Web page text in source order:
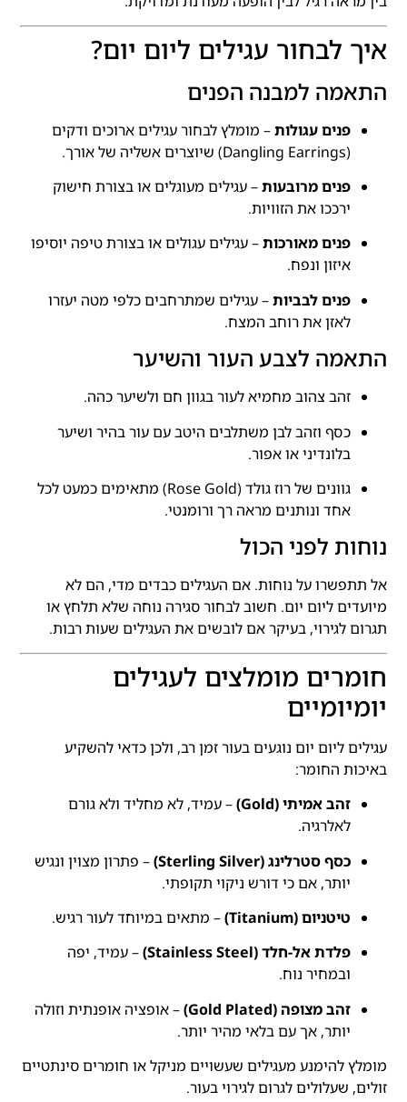
איך לבחור עגילים ליום יום?
התאמה למבנה הפנים
פנים עגולות– מומלץ לבחור עגילים ארוכים ודקים
(Dangling Earrings) שיוצרים אשליה של אורך.
פנים מרובעות– עגילים מעוגלים או בצורת חישוק
ירככו את הזוויות.
פנים מאורכות– עגילים עגולים או בצורת טיפה יוסיפו
איזון ונפח.
פנים לבביות– עגילים שמתרחבים כלפי מטה יעזרו
לאזן את רוחב המצח.
התאמה לצבע העור והשיער
זהב צהוב מחמיא לעור בגוון חם ולשיער כהה.
כסף וזהב לבן משתלבים היטב עם עור בהיר ושיער
בלונדיני או אפור.
גוונים של רוז גולד (Rose Gold) מתאימים כמעט לכל
אחד ונותנים מראה רך ורומנטי.
נוחות לפני הכול
אל תתפשרו על נוחות. אם העגילים כבדים מדי, הם לא
מיועדים ליום יום. חשוב לבחור סגירה נוחה שלא תלחץ או
תגרום לגירוי, בעיקר אם לובשים את העגילים שעות רבות.
חומרים מומלצים לעגילים
יומיומיים
עגילים ליום יום נוגעים בעור זמן רב, ולכן כדאי להשקיע
באיכות החומר:
זהב אמיתי (Gold)
– עמיד, לא מחליד ולא גורם
לאלרגיה.
כסף סטרלינג (Sterling Silver)
– פתרון מצוין ונגיש
יותר, אם כי דורש ניקוי תקופתי.
טיטניום (Titanium)
– מתאים במיוחד לעור רגיש.
פלדת אל-חלד (Stainless Steel)
– עמיד, יפה
ובמחיר נוח.
זהב מצופה (Gold Plated)
– אופציה אופנתית וזולה
יותר, אך עם בלאי מהיר יותר.
מומלץ להימנע מעגילים שעשויים מניקל או חומרים סינתטיים
זולים, שעלולים לגרום לגירוי בעור.